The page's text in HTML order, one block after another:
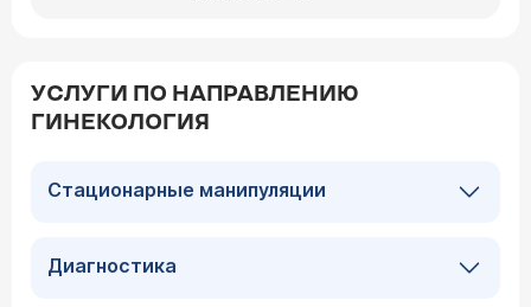
УСЛУГИ ПО НАПРАВЛЕНИЮ
ГИНЕКОЛОГИЯ
Стационарные манипуляции
Диагностика